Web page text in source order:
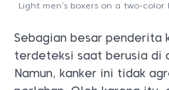
Light men’s boxers on a two-color
Sebagian besar penderita
terdeteksi saat berusia di
Namun, kanker ini tidak